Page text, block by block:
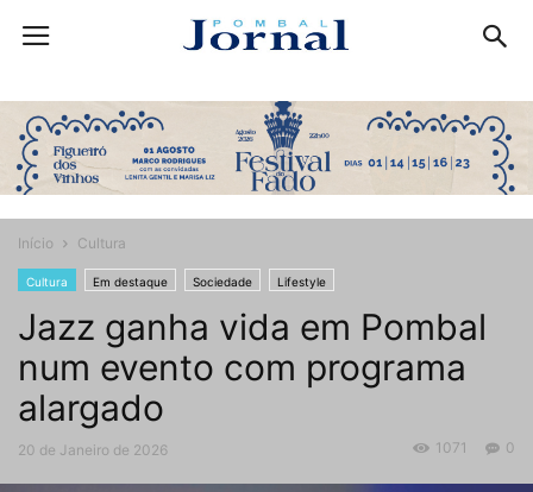
Início Cultura
Cultura Em destaque Sociedade Lifestyle
Jazz ganha vida em Pombal
num evento com programa
alargado
20 de Janeiro de 2026 0
1071